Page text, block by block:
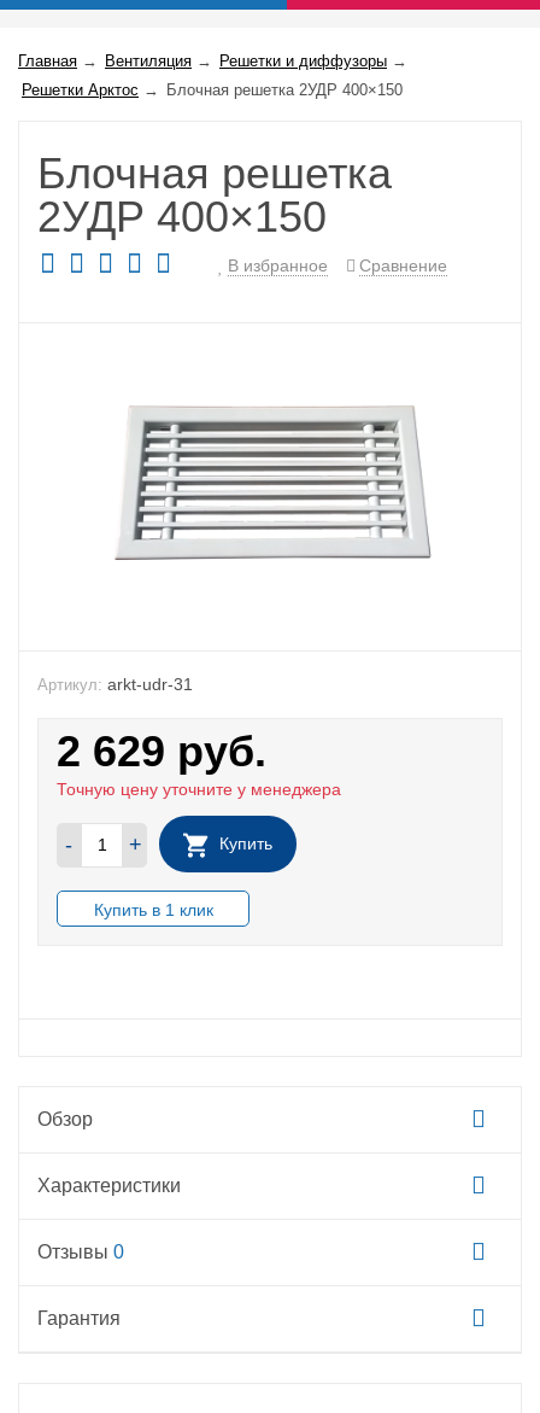
Главная → Вентиляция → Решетки и диффузоры →
Решетки Арктос → Блочная решетка 2УДР 400×150
Блочная решетка
2УДР 400×150
В избранное Сравнение
Артикул: arkt-udr-31
2 629 руб.
Точную цену уточните у менеджера
- + Купить
Обзор
Характеристики
Отзывы 0
Гарантия